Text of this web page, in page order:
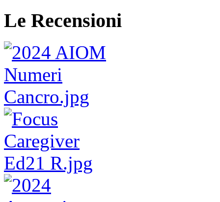
Le Recensioni